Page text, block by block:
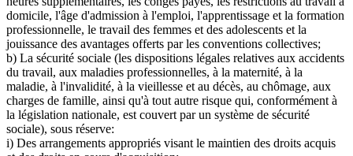
domicile, l'âge d'admission à l'emploi, l'apprentissage et la formation
professionnelle, le travail des femmes et des adolescents et la
jouissance des avantages offerts par les conventions collectives;
b) La sécurité sociale (les dispositions légales relatives aux accidents
du travail, aux maladies professionnelles, à la maternité, à la
maladie, à l'invalidité, à la vieillesse et au décès, au chômage, aux
charges de famille, ainsi qu'à tout autre risque qui, conformément à
la législation nationale, est couvert par un système de sécurité
sociale), sous réserve:
i) Des arrangements appropriés visant le maintien des droits acquis